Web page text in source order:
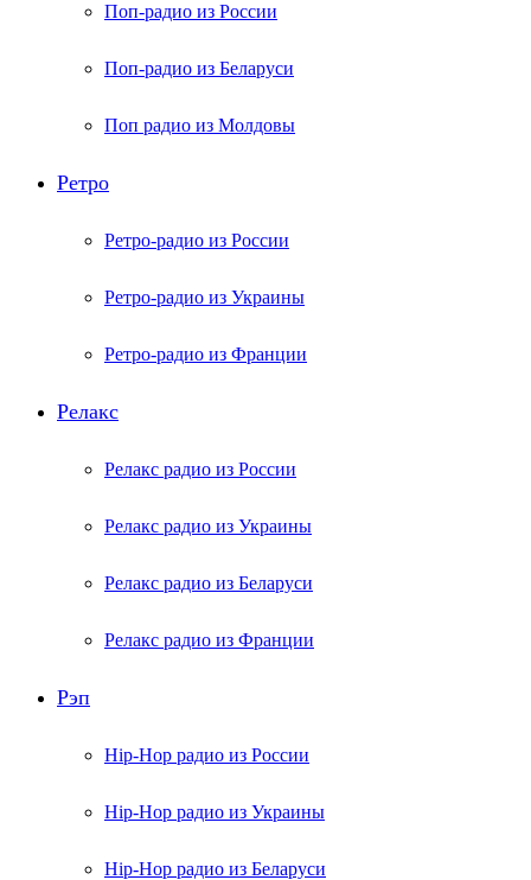
Поп-радио из России
Поп-радио из Беларуси
Поп радио из Молдовы
Ретро
Ретро-радио из России
Ретро-радио из Украины
Ретро-радио из Франции
Релакс
Релакс радио из России
Релакс радио из Украины
Релакс радио из Беларуси
Релакс радио из Франции
Рэп
Hip-Hop радио из России
Hip-Hop радио из Украины
Hip-Hop радио из Беларуси